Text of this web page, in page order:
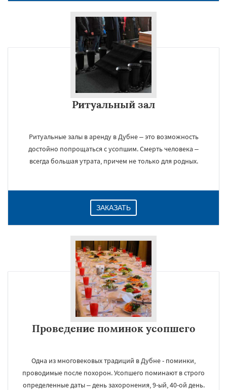
Ритуальный зал
Ритуальные залы в аренду в Дубне – это возможность
достойно попрощаться с усопшим. Смерть человека –
всегда большая утрата, причем не только для родных.
ЗАКАЗАТЬ
Проведение поминок усопшего
Одна из многовековых традиций в Дубне - поминки,
проводимые после похорон. Усопшего поминают в строго
определенные даты – день захоронения, 9-ый, 40-ой день.